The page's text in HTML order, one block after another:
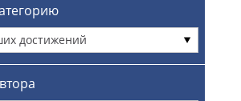
достижений